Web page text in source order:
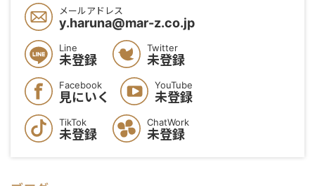
メールアドレス
y.haruna@mar-z.co.jp
Line
未登録
Twitter
未登録
Facebook
見にいく
YouTube
未登録
TikTok
未登録
ChatWork
未登録